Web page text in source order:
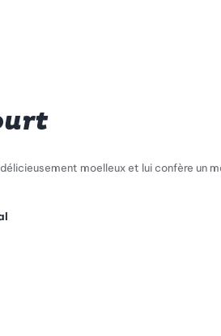
moelleux et lui confère un